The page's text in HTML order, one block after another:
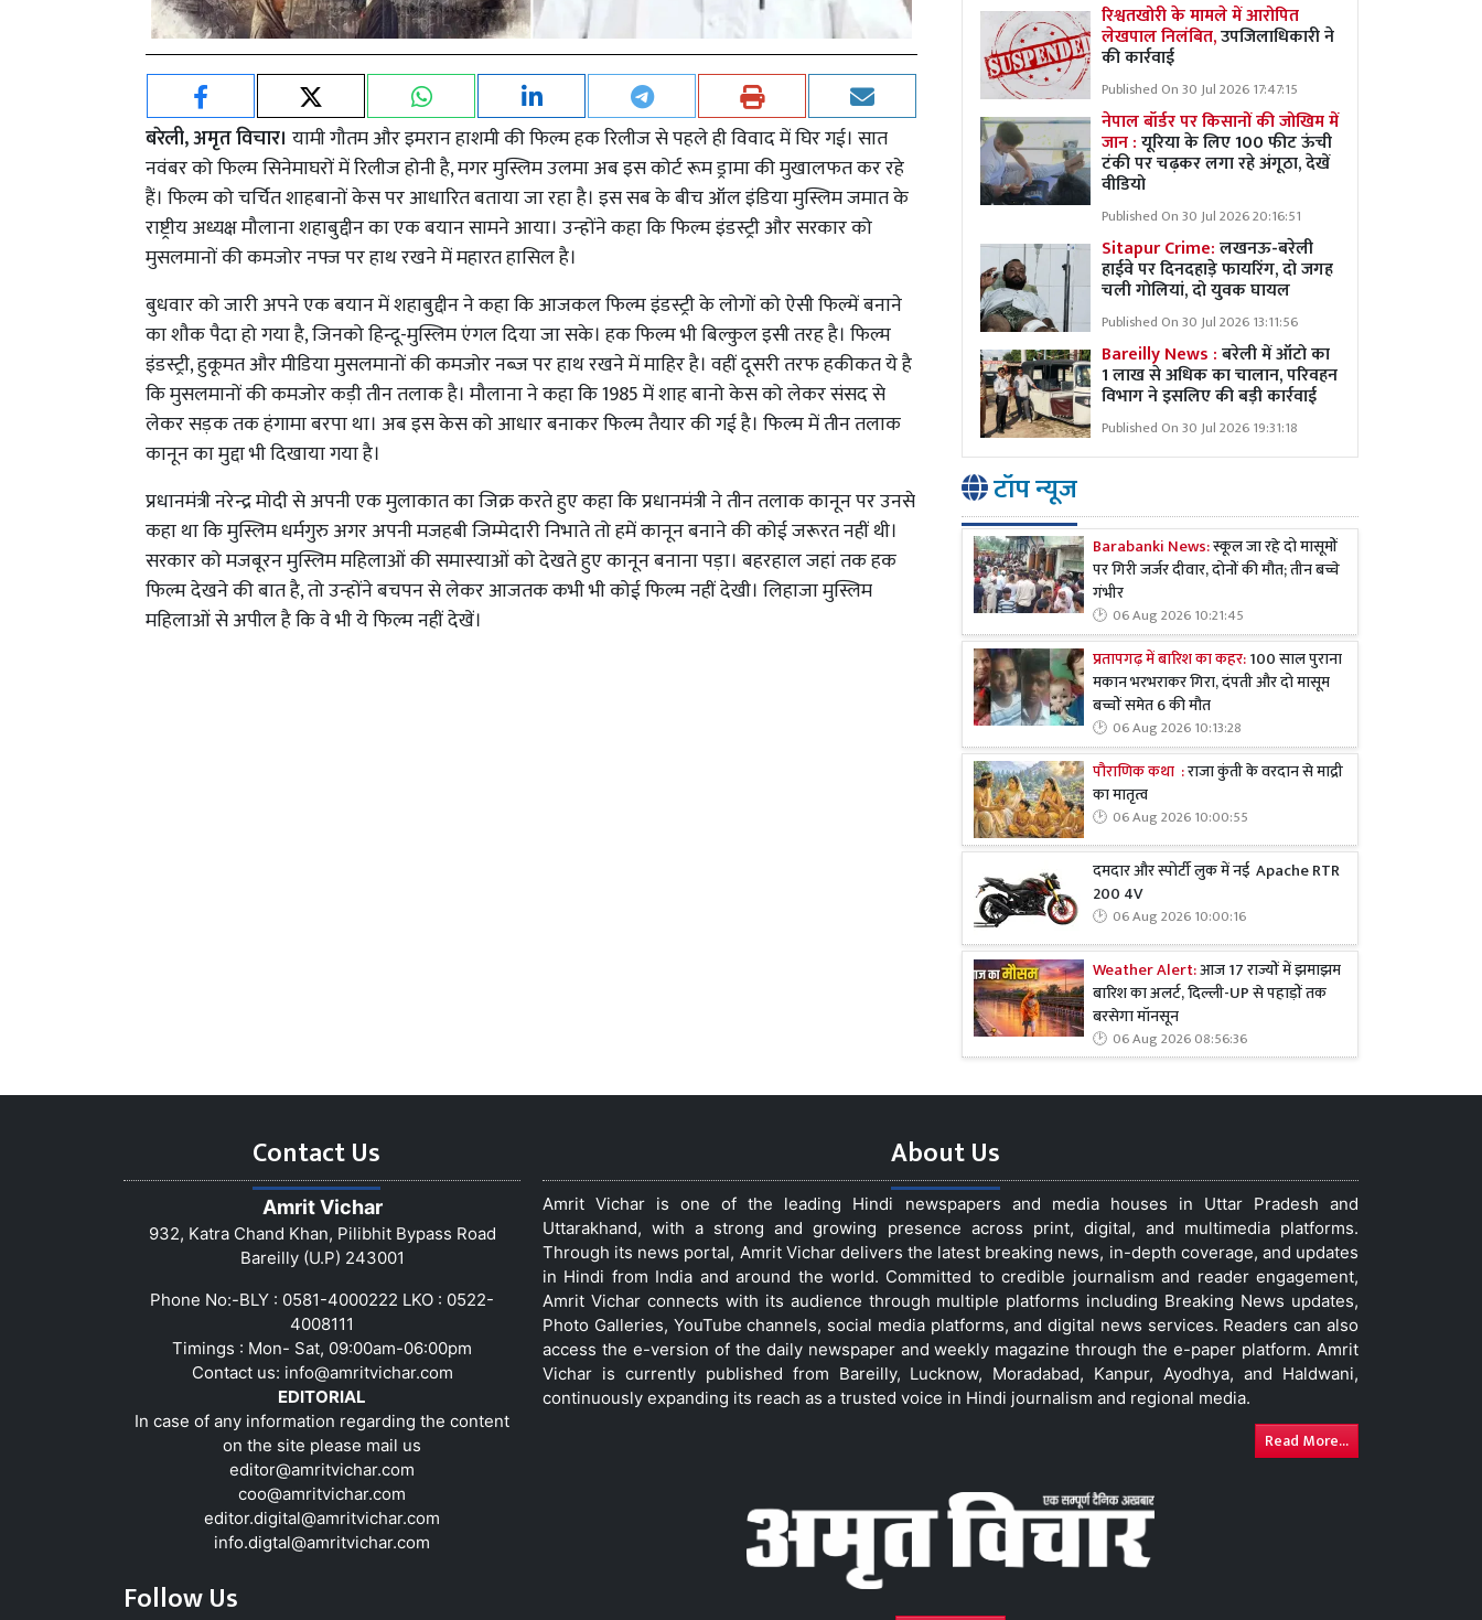
बरेली, अमृत विचार। यामी गौतम और इमरान हाशमी की फिल्म हक रिलीज से पहले ही विवाद में घिर गई। सात
नवंबर को फिल्म सिनेमाघरों में रिलीज होनी है, मगर मुस्लिम उलमा अब इस कोर्ट रूम ड्रामा की मुखालफत कर रहे
हैं। फिल्म को चर्चित शाहबानों केस पर आधारित बताया जा रहा है। इस सब के बीच ऑल इंडिया मुस्लिम जमात के
राष्ट्रीय अध्यक्ष मौलाना शहाबुद्दीन का एक बयान सामने आया। उन्होंने कहा कि फिल्म इंडस्ट्री और सरकार को
मुसलमानों की कमजोर नफ्ज पर हाथ रखने में महारत हासिल है।
बुधवार को जारी अपने एक बयान में शहाबुद्दीन ने कहा कि आजकल फिल्म इंडस्ट्री के लोगों को ऐसी फिल्में बनाने
का शौक पैदा हो गया है, जिनको हिन्दू-मुस्लिम एंगल दिया जा सके। हक फिल्म भी बिल्कुल इसी तरह है। फिल्म
इंडस्ट्री, हुकूमत और मीडिया मुसलमानों की कमजोर नब्ज़ पर हाथ रखने में माहिर है। वहीं दूसरी तरफ हकीकत ये है
कि मुसलमानों की कमजोर कड़ी तीन तलाक है। मौलाना ने कहा कि 1985 में शाह बानो केस को लेकर संसद से
लेकर सड़क तक हंगामा बरपा था। अब इस केस को आधार बनाकर फिल्म तैयार की गई है। फिल्म में तीन तलाक
कानून का मुद्दा भी दिखाया गया है।
प्रधानमंत्री नरेन्द्र मोदी से अपनी एक मुलाकात का जिक्र करते हुए कहा कि प्रधानमंत्री ने तीन तलाक कानून पर उनसे
कहा था कि मुस्लिम धर्मगुरु अगर अपनी मजहबी जिम्मेदारी निभाते तो हमें कानून बनाने की कोई जरूरत नहीं थी।
सरकार को मजबूरन मुस्लिम महिलाओं की समास्याओं को देखते हुए कानून बनाना पड़ा। बहरहाल जहां तक हक
फिल्म देखने की बात है, तो उन्होंने बचपन से लेकर आजतक कभी भी कोई फिल्म नहीं देखी। लिहाजा मुस्लिम
महिलाओं से अपील है कि वे भी ये फिल्म नहीं देखें।
रिश्वतखोरी के मामले में आरोपित
लेखपाल निलंबित,उपजिलाधिकारी ने
की कार्रवाई
Published On 30 Jul 2026 17:47:15
नेपाल बॉर्डर पर किसानों की जोखिम में
जान :यूरिया के लिए 100 फीट ऊंची
टंकी पर चढ़कर लगा रहे अंगूठा, देखें
वीडियो
Published On 30 Jul 2026 20:16:51
Sitapur Crime:लखनऊ-बरेली
हाईवे पर दिनदहाड़े फायरिंग, दो जगह
चली गोलियां, दो युवक घायल
Published On 30 Jul 2026 13:11:56
Bareilly News :बरेली में ऑटो का
1 लाख से अधिक का चालान, परिवहन
विभाग ने इसलिए की बड़ी कार्रवाई
Published On 30 Jul 2026 19:31:18
टॉप न्यूज
Barabanki News:स्कूल जा रहे दो मासूमों
पर गिरी जर्जर दीवार, दोनों की मौत; तीन बच्चे
गंभीर
06 Aug 2026 10:21:45
प्रतापगढ़ में बारिश का कहर:100 साल पुराना
मकान भरभराकर गिरा, दंपती और दो मासूम
बच्चों समेत 6 की मौत
06 Aug 2026 10:13:28
पौराणिक कथा :राजा कुंती के वरदान से माद्री
का मातृत्व
06 Aug 2026 10:00:55
दमदार और स्पोर्टी लुक में नई Apache RTR
200 4V
06 Aug 2026 10:00:16
Weather Alert:आज 17 राज्यों में झमाझम
बारिश का अलर्ट, दिल्ली-UP से पहाड़ों तक
बरसेगा मॉनसून
06 Aug 2026 08:56:36
Contact Us
Amrit Vichar
932, Katra Chand Khan, Pilibhit Bypass Road
Bareilly (U.P) 243001
Phone No:-BLY : 0581-4000222 LKO : 0522-
4008111
Timings : Mon- Sat, 09:00am-06:00pm
Contact us: info@amritvichar.com
EDITORIAL
In case of any information regarding the content
on the site please mail us
editor@amritvichar.com
coo@amritvichar.com
editor.digital@amritvichar.com
info.digtal@amritvichar.com
Follow Us
About Us
Amrit Vichar is one of the leading Hindi newspapers and media houses in Uttar Pradesh and
Uttarakhand, with a strong and growing presence across print, digital, and multimedia platforms.
Through its news portal, Amrit Vichar delivers the latest breaking news, in-depth coverage, and updates
in Hindi from India and around the world. Committed to credible journalism and reader engagement,
Amrit Vichar connects with its audience through multiple platforms including Breaking News updates,
Photo Galleries, YouTube channels, social media platforms, and digital news services. Readers can also
access the e-version of the daily newspaper and weekly magazine through the e-paper platform. Amrit
Vichar is currently published from Bareilly, Lucknow, Moradabad, Kanpur, Ayodhya, and Haldwani,
continuously expanding its reach as a trusted voice in Hindi journalism and regional media.
Read More...